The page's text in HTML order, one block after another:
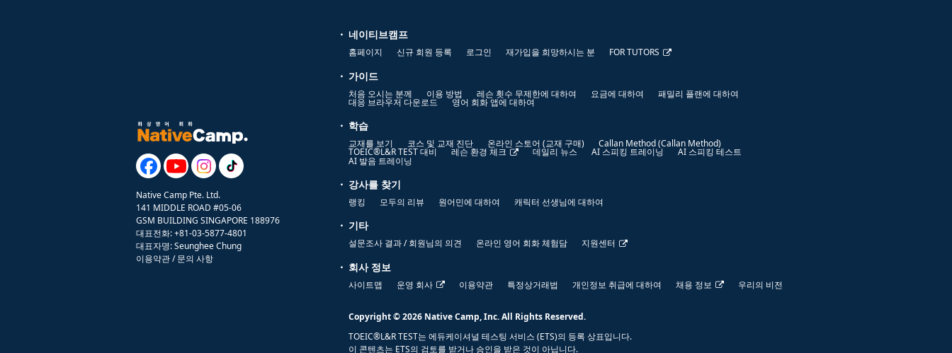
Native Camp Pte. Ltd.
141 MIDDLE ROAD #05-06
GSM BUILDING SINGAPORE 188976
대표전화: +81-03-5877-4801
대표자명: Seunghee Chung
이용약관/문의 사항
네이티브캠프
홈페이지 신규 회원 등록 로그인 재가입을 희망하시는 분 FOR TUTORS
가이드
처음 오시는 분께 이용 방법 레슨 횟수 무제한에 대하여 요금에 대하여 패밀리 플랜에 대하여
대응 브라우저 다운로드 영어 회화 앱에 대하여
학습
교재를 보기 코스 및 교재 진단 온라인 스토어 (교재 구매) Callan Method (Callan Method)
TOEIC®L&R TEST 대비 레슨 환경 체크 데일리 뉴스 AI 스피킹 트레이닝 AI 스피킹 테스트
AI 발음 트레이닝
강사를 찾기
랭킹 모두의 리뷰 원어민에 대하여 캐릭터 선생님에 대하여
기타
설문조사 결과 / 회원님의 의견 온라인 영어 회화 체험담 지원센터
회사 정보
사이트맵 운영 회사 이용약관 특정상거래법 개인정보 취급에 대하여 채용 정보 우리의 비전
Copyright © 2026 Native Camp, Inc. All Rights Reserved.
TOEIC®L&R TEST는 에듀케이셔널 테스팅 서비스 (ETS)의 등록 상표입니다.
이 콘텐츠는 ETS의 검토를 받거나 승인을 받은 것이 아닙니다.